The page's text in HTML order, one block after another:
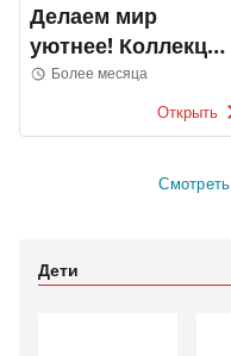
Делаем мир
уютнее! Коллекция
2022Более месяца
Открыть
Дети